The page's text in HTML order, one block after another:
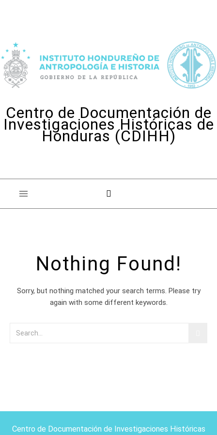
Centro de Documentación de
Investigaciones Históricas de
Honduras (CDIHH)
Nothing Found!
Sorry, but nothing matched your search terms. Please try
again with some different keywords.
Centro de Documentación de Investigaciones Históricas